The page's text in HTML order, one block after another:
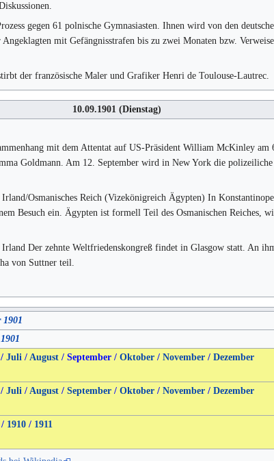
gegen 61 polnische Gymnasiasten. Ihnen wird von den
mit Gefängnisstrafen bis zu zwei Monaten bzw.
der französische Maler und Grafiker Henri de Toulouse-Lautrec.
10.09.1901(Dienstag)
mit dem Attentat auf US-Präsident William McKinley am
Goldmann. Am 12. September wird in New York die
Osmanisches Reich (Vizekönigreich Ägypten) In
Besuch ein. Ägypten ist formell Teil des Osmanischen Reiches,
Der zehnte Weltfriedenskongreß findet in Glasgow statt. An
von Suttner teil.
1901
Juli/ August/ September/ Oktober/ November/ Dezember
Juli/ August/ September/ Oktober/ November/ Dezember
1910/ 1911